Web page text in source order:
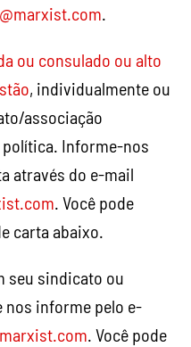
.
ou consulado ou alto
, individualmente ou
associação
Informe-nos
através do e-mail
. Você pode
carta abaixo.
seu sindicato ou
nos informe pelo e-
. Você pode